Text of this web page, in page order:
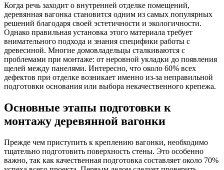
Когда речь заходит о внутренней отделке помещений,
деревянная вагонка становится одним из самых популярных
решений благодаря своей эстетичности и экологичности.
Однако правильная установка этого материала требует
внимательного подхода и знания специфики работы с
древесиной. Многие домовладельцы сталкиваются с
проблемами при монтаже: от неровной укладки до появления
щелей между панелями. Интересно, что около 60% всех
дефектов при отделке возникает именно из-за неправильной
подготовки основания или выбора некачественного крепежа.
Основные этапы подготовки к
монтажу деревянной вагонки
Прежде чем приступить к креплению вагонки, необходимо
тщательно подготовить поверхность стены. Это особенно
важно, так как качественная подготовка составляет около 70%